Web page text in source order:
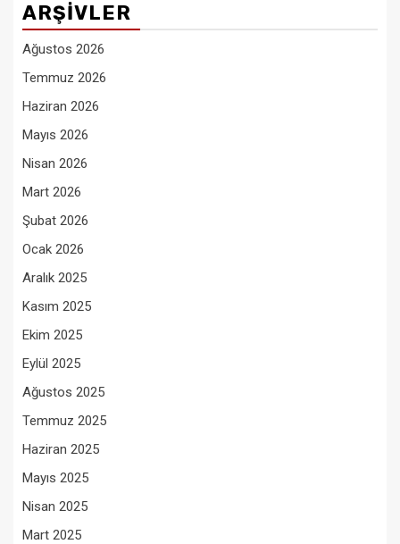
ARŞIVLER
Ağustos 2026
Temmuz 2026
Haziran 2026
Mayıs 2026
Nisan 2026
Mart 2026
Şubat 2026
Ocak 2026
Aralık 2025
Kasım 2025
Ekim 2025
Eylül 2025
Ağustos 2025
Temmuz 2025
Haziran 2025
Mayıs 2025
Nisan 2025
Mart 2025